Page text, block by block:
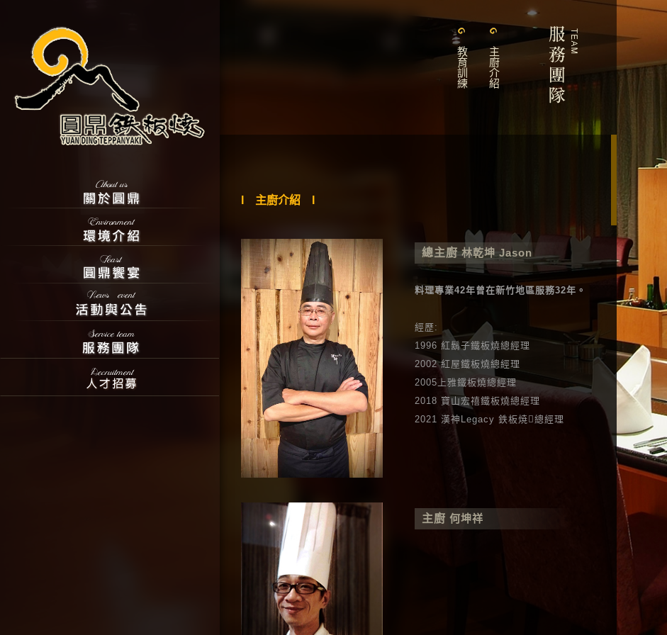
主廚介紹
教育訓練
I 主廚介紹 I
總主廚林乾坤 Jason
料理專業42年曾在新竹地區服務32年。
經歷:
1996 紅鬍子鐵板燒總經理
2002 紅屋鐵板燒總經理
2005上雅鐵板燒總經理
2018 寶山宏禧鐵板燒總經理
2021 漢神Legacy 鉄板焼總經理
主廚 何坤祥